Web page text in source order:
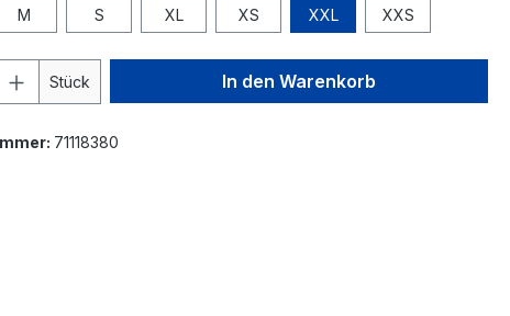
M S XL XS XXL XXS
Stück In den Warenkorb
71118380